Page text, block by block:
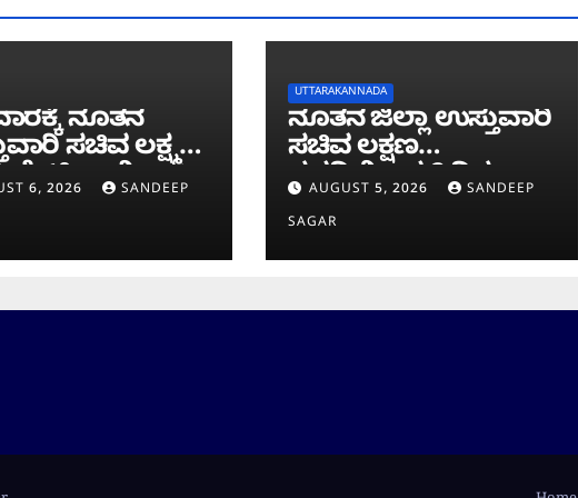
ನೂತನ
ಸಚಿವ ಲಕ್ಷ್ಮಣ
ಕಾಳಿ
ಕಾಮಗಾರಿ
6, 2026
SANDEEP
UTTARAKANNADA
ನೂತನ ಜಿಲ್ಲಾ ಉಸ್ತುವಾರಿ
ಸಚಿವ ಲಕ್ಷಣ
ಸವದಿಯಿಂದ 2 ದಿನ
ಜಿಲ್ಲೆಯಲ್ಲಿ ಮಿಂಚಿನ
ಸಂಚಾರ
AUGUST 5, 2026
SANDEEP
SAGAR